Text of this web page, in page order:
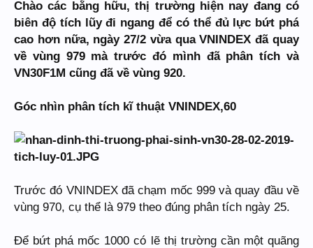
Chào các bằng hữu, thị trường hiện nay đang có
biên độ tích lũy đi ngang để có thể đủ lực bứt phá
cao hơn nữa, ngày 27/2 vừa qua VNINDEX đã quay
về vùng 979 mà trước đó mình đã phân tích và
VN30F1M cũng đã về vùng 920.
Góc nhìn phân tích kĩ thuật VNINDEX,60
Trước đó VNINDEX đã chạm mốc 999 và quay đầu về
vùng 970, cụ thể là 979 theo đúng phân tích ngày 25.
Để bứt phá mốc 1000 có lẽ thị trường cần một quãng